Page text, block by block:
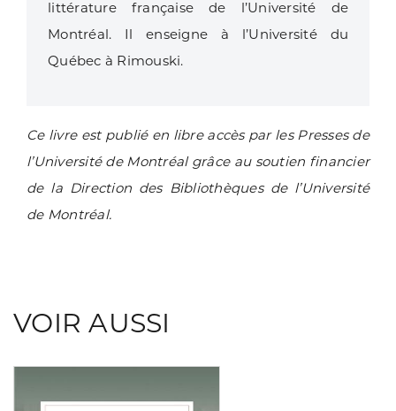
littérature française de l’Université de
Montréal. Il enseigne à l’Université du
Québec à Rimouski.
Ce livre est publié en libre accès par les Presses de
l’Université de Montréal grâce au soutien financier
de la Direction des Bibliothèques de l’Université
de Montréal.
VOIR AUSSI